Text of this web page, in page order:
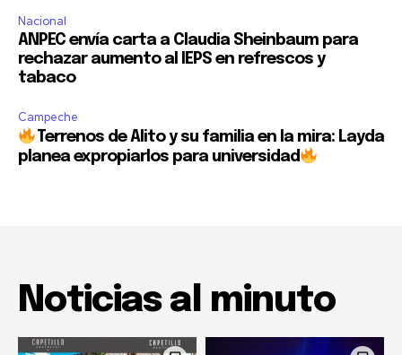
Nacional
ANPEC envía carta a Claudia Sheinbaum para
rechazar aumento al IEPS en refrescos y
tabaco
Campeche
Terrenos de Alito y su familia en la mira: Layda
planea expropiarlos para universidad
Noticias al minuto